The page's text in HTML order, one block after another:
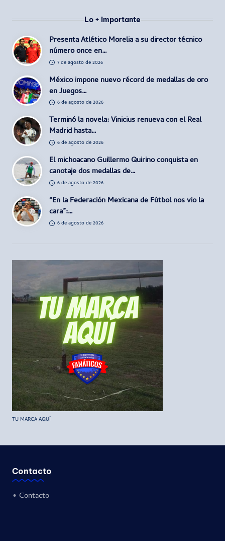
Lo + importante
Presenta Atlético Morelia a su director técnico
número once en…
7 de agosto de 2026
México impone nuevo récord de medallas de oro
en Juegos…
6 de agosto de 2026
Terminó la novela: Vinicius renueva con el Real
Madrid hasta…
6 de agosto de 2026
El michoacano Guillermo Quirino conquista en
canotaje dos medallas de…
6 de agosto de 2026
“En la Federación Mexicana de Fútbol nos vio la
cara”:…
6 de agosto de 2026
TU MARCA AQUÍ
Contacto
• Contacto